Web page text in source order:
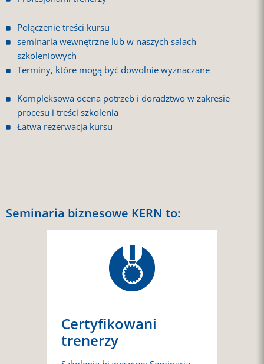
Połączenie treści kursu
seminaria wewnętrzne lub w naszych salach
szkoleniowych
Terminy, które mogą być dowolnie wyznaczane
Kompleksowa ocena potrzeb i doradztwo w zakresie
procesu i treści szkolenia
Łatwa rezerwacja kursu
Seminaria biznesowe KERN to:
Certyfikowani
trenerzy